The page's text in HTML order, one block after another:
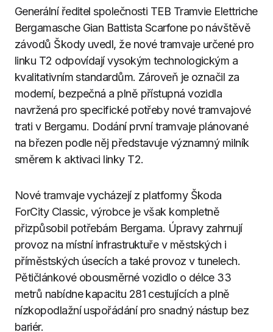
Generální ředitel společnosti TEB Tramvie Elettriche
Bergamasche Gian Battista Scarfone po návštěvě
závodů Škody uvedl, že nové tramvaje určené pro
linku T2 odpovídají vysokým technologickým a
kvalitativním standardům. Zároveň je označil za
moderní, bezpečná a plně přístupná vozidla
navržená pro specifické potřeby nové tramvajové
trati v Bergamu. Dodání první tramvaje plánované
na březen podle něj představuje významný milník
směrem k aktivaci linky T2.
Nové tramvaje vycházejí z platformy Škoda
ForCity Classic, výrobce je však kompletně
přizpůsobil potřebám Bergama. Úpravy zahrnují
provoz na místní infrastruktuře v městských i
příměstských úsecích a také provoz v tunelech.
Pětičlánkové obousměrné vozidlo o délce 33
metrů nabídne kapacitu 281 cestujících a plně
nízkopodlažní uspořádání pro snadný nástup bez
bariér.